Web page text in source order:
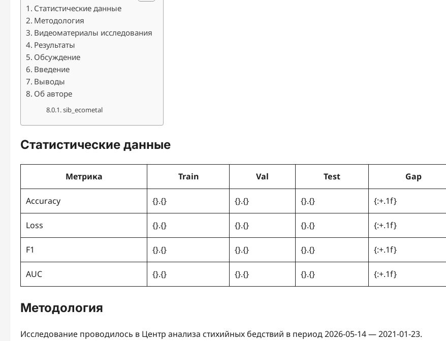
Статистические данные
Методология
Видеоматериалы исследования
Результаты
Обсуждение
Введение
Выводы
Об авторе
sib_ecometal
Статистические данные
Метрика Train Val Test Gap
Accuracy {}.{} {}.{} {}.{} {:+.1f}
Loss {}.{} {}.{} {}.{} {:+.1f}
F1 {}.{} {}.{} {}.{} {:+.1f}
AUC {}.{} {}.{} {}.{} {:+.1f}
Методология
Исследование проводилось в Центр анализа стихийных бедствий в период 2026-05-14 — 2021-01-23.